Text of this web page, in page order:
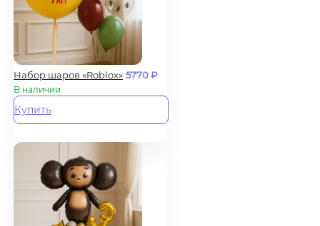
Набор шаров «Roblox» 5770₽
В наличии
Купить